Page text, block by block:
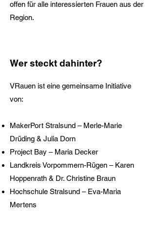
offen für alle interessierten Frauen aus der
Region.
Wer steckt dahinter?
VRauen ist eine gemeinsame Initiative
von:
MakerPort Stralsund – Merle-Marie
Drüding & Julia Dorn
Project Bay – Maria Decker
Landkreis Vorpommern-Rügen – Karen
Hoppenrath & Dr. Christine Braun
Hochschule Stralsund – Eva-Maria
Mertens